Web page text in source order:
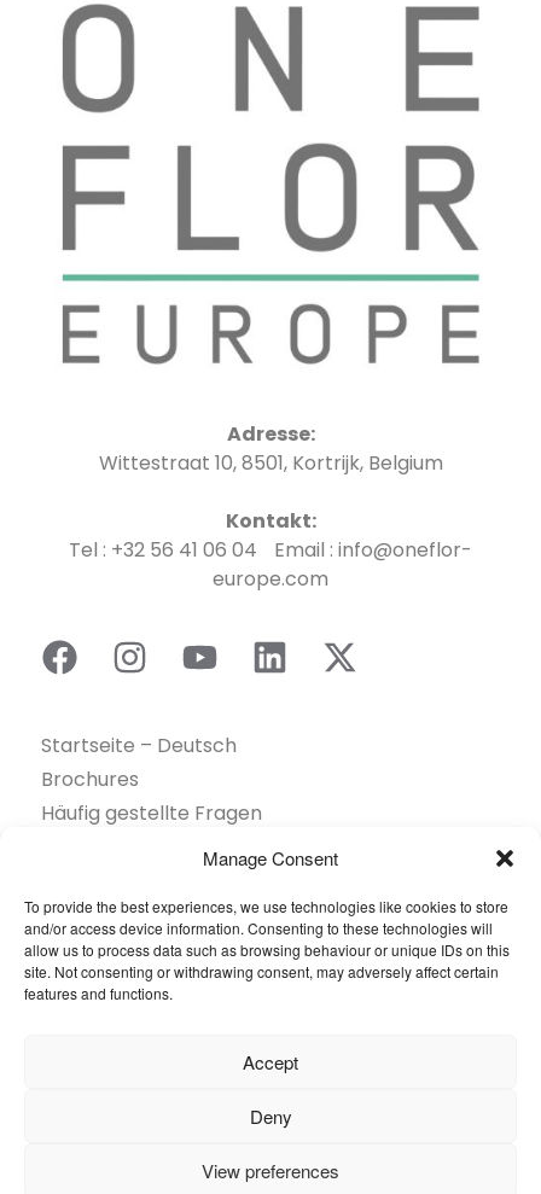
Manage Consent
To provide the best experiences, we use technologies like cookies to store
and/or access device information. Consenting to these technologies will
allow us to process data such as browsing behaviour or unique IDs on this
site. Not consenting or withdrawing consent, may adversely affect certain
features and functions.
Accept
Deny
View preferences
Adresse:
Wittestraat 10, 8501, Kortrijk, Belgium
Kontakt:
Tel : +32 56 41 06 04 Email : info@oneflor-
europe.com
Startseite – Deutsch
Brochures
Häufig gestellte Fragen
Kontakt
Nachhaltigkeit
Unsere Projekte